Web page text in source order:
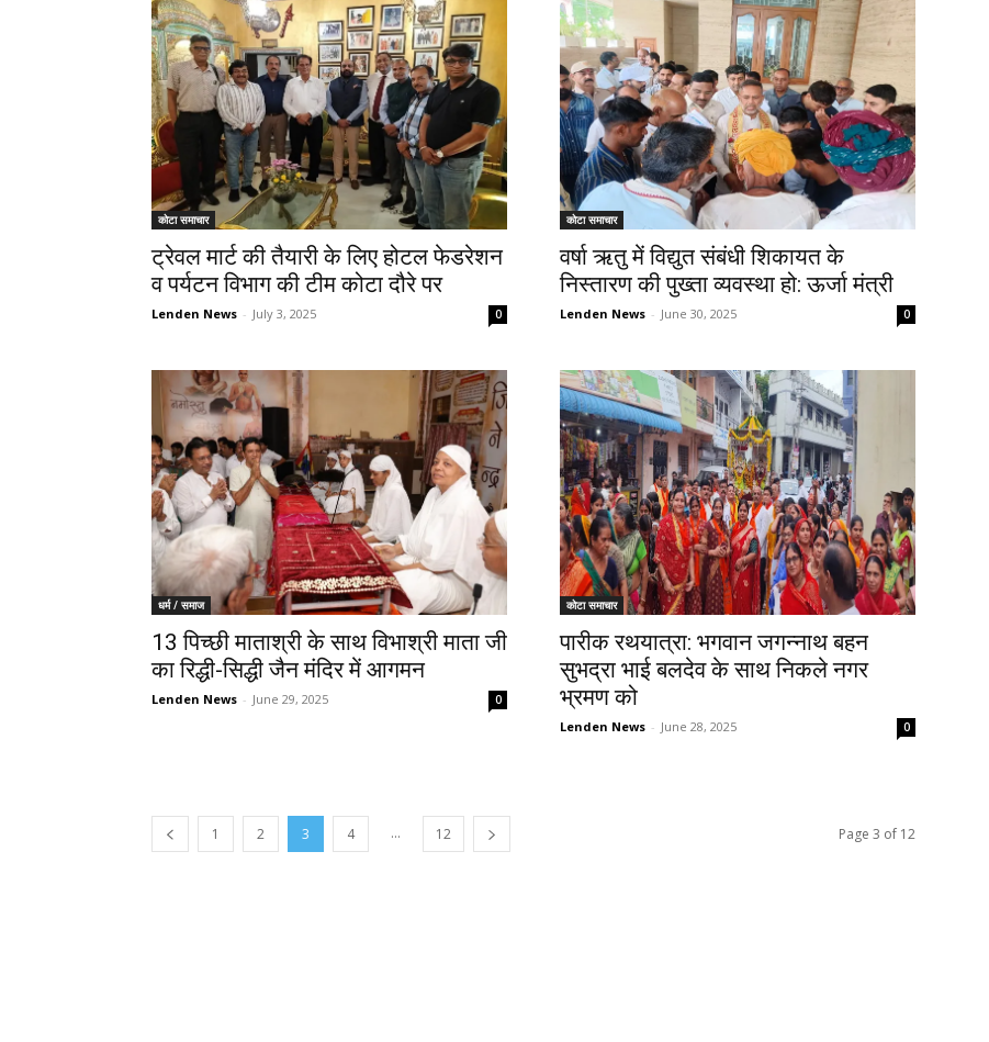
कोटा समाचार
ट्रेवल मार्ट की तैयारी के लिए होटल फेडरेशन
व पर्यटन विभाग की टीम कोटा दौरे पर
Lenden News - July 3, 2025 0
कोटा समाचार
वर्षा ऋतु में विद्युत संबंधी शिकायत के
निस्तारण की पुख्ता व्यवस्था हो: ऊर्जा मंत्री
Lenden News - June 30, 2025 0
धर्म / समाज
13 पिच्छी माताश्री के साथ विभाश्री माता जी
का रिद्धी-सिद्धी जैन मंदिर में आगमन
Lenden News - June 29, 2025 0
कोटा समाचार
पारीक रथयात्रा: भगवान जगन्नाथ बहन
सुभद्रा भाई बलदेव के साथ निकले नगर
भ्रमण को
Lenden News - June 28, 2025 0
1 2 3 4 ... 12 Page 3 of 12